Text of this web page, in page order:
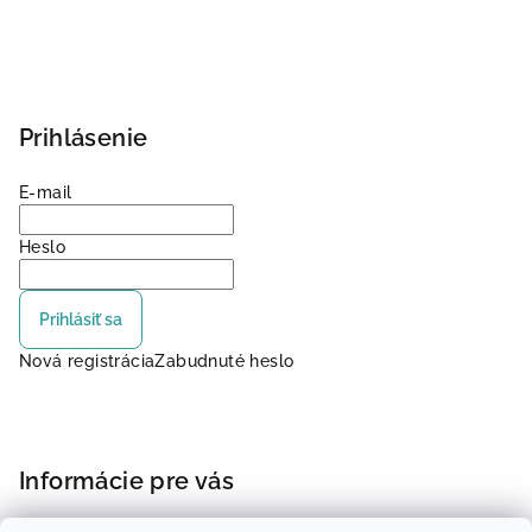
Prihlásenie
E-mail
Heslo
Prihlásiť sa
Nová registráciaZabudnuté heslo
Informácie pre vás